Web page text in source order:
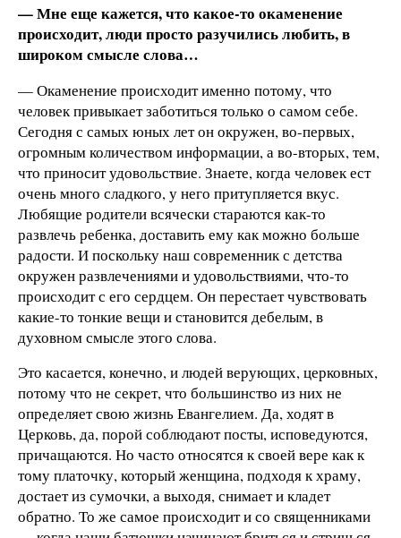
— Мне еще кажется, что какое-то окаменение
происходит, люди просто разучились любить, в
широком смысле слова…
— Окаменение происходит именно потому, что
человек привыкает заботиться только о самом себе.
Сегодня с самых юных лет он окружен, во-первых,
огромным количеством информации, а во-вторых, тем,
что приносит удовольствие. Знаете, когда человек ест
очень много сладкого, у него притупляется вкус.
Любящие родители всячески стараются как-то
развлечь ребенка, доставить ему как можно больше
радости. И поскольку наш современник с детства
окружен развлечениями и удовольствиями, что-то
происходит с его сердцем. Он перестает чувствовать
какие-то тонкие вещи и становится дебелым, в
духовном смысле этого слова.
Это касается, конечно, и людей верующих, церковных,
потому что не секрет, что большинство из них не
определяет свою жизнь Евангелием. Да, ходят в
Церковь, да, порой соблюдают посты, исповедуются,
причащаются. Но часто относятся к своей вере как к
тому платочку, который женщина, подходя к храму,
достает из сумочки, а выходя, снимает и кладет
обратно. То же самое происходит и со священниками